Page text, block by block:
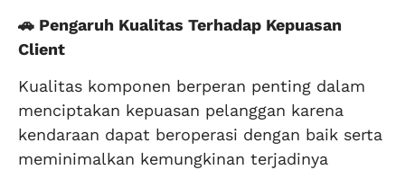
🚗 Pengaruh Kualitas Terhadap Kepuasan
Client
Kualitas komponen berperan penting dalam
menciptakan kepuasan pelanggan karena
kendaraan dapat beroperasi dengan baik serta
meminimalkan kemungkinan terjadinya